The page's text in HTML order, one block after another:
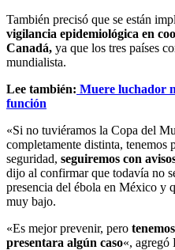
También precisó que se están
vigilancia epidemiológica en
Canadá, ya que los tres países
mundialista.
Lee también: Muere luchador
función
«Si no tuviéramos la Copa del
completamente distinta, tenemos
seguridad, seguiremos con
dijo al confirmar que todavía no
presencia del ébola en México y
muy bajo.
«Es mejor prevenir, pero
presentara algún caso«, agregó